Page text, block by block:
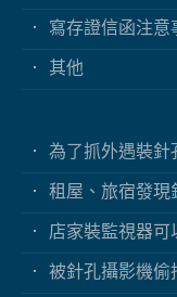
寫存證信函注意
其他
為了抓外遇裝針
租屋、旅宿發現
店家裝監視器可
被針孔攝影機偷